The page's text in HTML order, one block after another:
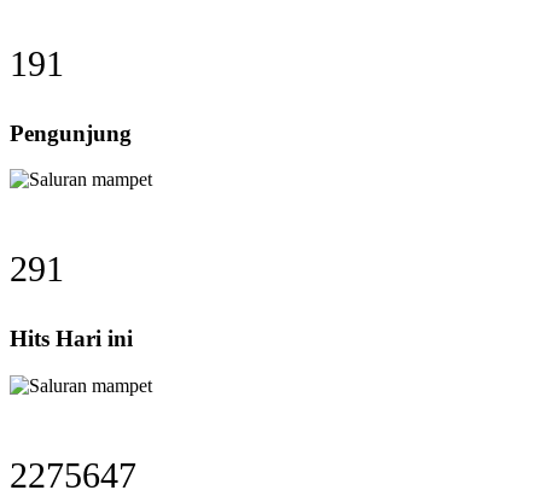
191
Pengunjung
291
Hits Hari ini
2275647